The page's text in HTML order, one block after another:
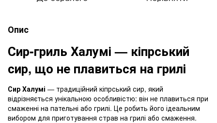
Опис
Сир-гриль Халумі — кіпрський
сир, що не плавиться на грилі
Сир Халумі — традиційний кіпрський сир, який
відрізняється унікальною особливістю: він не плавиться при
смаженні на пательні або грилі. Це робить його ідеальним
вибором для приготування страв на грилі або смаження.